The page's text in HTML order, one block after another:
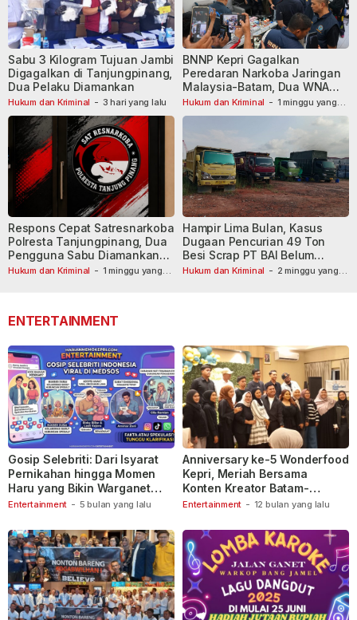
Hukum dan Kriminal - 3 hari yang lalu
Sabu 3 Kilogram Tujuan Jambi
Digagalkan di Tanjungpinang,
Dua Pelaku Diamankan
Hukum dan Kriminal - 1 minggu yang
BNNP Kepri Gagalkan
Peredaran Narkoba Jaringan
Malaysia-Batam, Dua WNA
Masih Diburu
Hukum dan Kriminal - 1 minggu yang
Respons Cepat Satresnarkoba
Polresta Tanjungpinang, Dua
Pengguna Sabu Diamankan
Usai Dilaporkan ke Call Center
Hukum dan Kriminal - 2 minggu yang
Hampir Lima Bulan, Kasus
Dugaan Pencurian 49 Ton
Besi Scrap PT BAI Belum
Tetapkan Tersangka
ENTERTAINMENT
Entertainment - 5 bulan yang lalu
Gosip Selebriti: Dari Isyarat
Pernikahan hingga Momen
Haru yang Bikin Warganet
Berspekulasi
Entertainment - 12 bulan yang lalu
Anniversary ke-5 Wonderfood
Kepri, Meriah Bersama
Konten Kreator Batam-
Tanjungpinang